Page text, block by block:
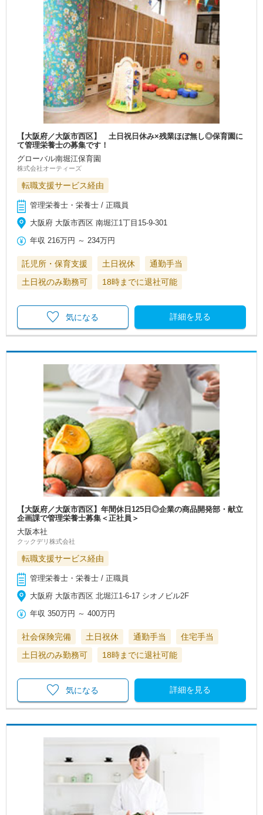
【大阪府／大阪市西区】 土日祝日休み×残業ほぼ無し◎保育園に
て管理栄養士の募集です！
グローバル南堀江保育園
株式会社オーティーズ
転職支援サービス経由
管理栄養士・栄養士 / 正職員
大阪府 大阪市西区 南堀江1丁目15-9-301
年収 216万円 ～ 234万円
託児所・保育支援 土日祝休
通勤手当
土日祝のみ勤務可
18時までに退社可能
詳細を見る
気になる
【大阪府／大阪市西区】年間休日125日◎企業の商品開発部・献立
企画課で管理栄養士募集＜正社員＞
大阪本社
クックデリ株式会社
転職支援サービス経由
管理栄養士・栄養士 / 正職員
大阪府 大阪市西区 北堀江1-6-17 シオノビル2F
年収 350万円 ～400万円
社会保険完備 土日祝休 通勤手当
住宅手当
土日祝のみ勤務可
18時までに退社可能
詳細を見る
気になる